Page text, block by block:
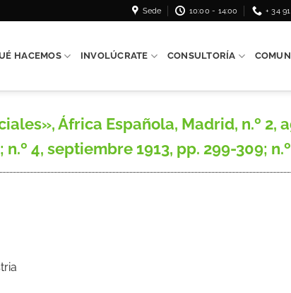
Sede 10:00 - 14:00 + 34
HACEMOS INVOLÚCRATE CONSULTORÍA
África Española, Madrid, n.º 2,
4, septiembre 1913, pp. 299-309;